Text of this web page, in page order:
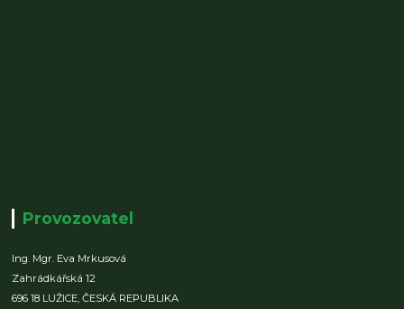
Provozovatel
Ing. Mgr. Eva Mrkusová
Zahrádkářská 12
696 18 LUŽICE,ČESKÁ REPUBLIKA